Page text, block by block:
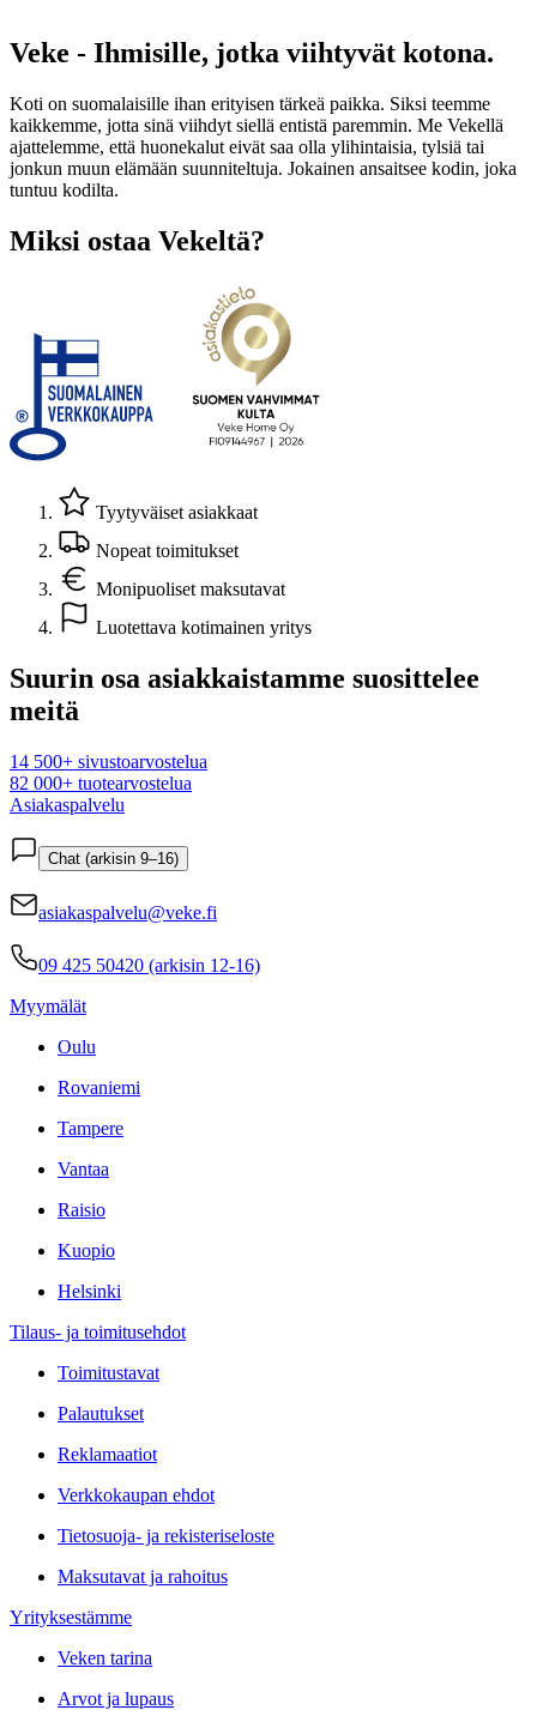
Veke - Ihmisille, jotka viihtyvät kotona.
Koti on suomalaisille ihan erityisen tärkeä paikka. Siksi teemme
kaikkemme, jotta sinä viihdyt siellä entistä paremmin. Me Vekellä
ajattelemme, että huonekalut eivät saa olla ylihintaisia, tylsiä tai
jonkun muun elämään suunniteltuja. Jokainen ansaitsee kodin, joka
tuntuu kodilta.
Miksi ostaa Vekeltä?
Tyytyväiset asiakkaat
Nopeat toimitukset
Monipuoliset maksutavat
Luotettava kotimainen yritys
Suurin osa asiakkaistamme suosittelee
meitä
14 500+ sivustoarvostelua
82 000+ tuotearvostelua
Asiakaspalvelu
Chat (arkisin 9–16)
asiakaspalvelu@veke.fi
09 425 50420 (arkisin 12-16)
Myymälät
Oulu
Rovaniemi
Tampere
Vantaa
Raisio
Kuopio
Helsinki
Tilaus- ja toimitusehdot
Toimitustavat
Palautukset
Reklamaatiot
Verkkokaupan ehdot
Tietosuoja- ja rekisteriseloste
Maksutavat ja rahoitus
Yrityksestämme
Veken tarina
Arvot ja lupaus